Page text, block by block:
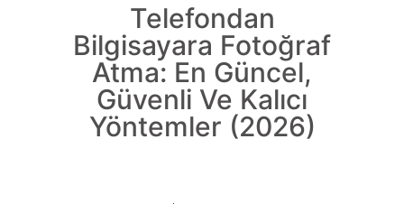
Telefondan
Bilgisayara Fotoğraf
Atma: En Güncel,
Güvenli Ve Kalıcı
Yöntemler (2026)